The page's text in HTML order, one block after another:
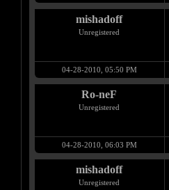
mishadoff
Unregistered
04-28-2010, 05:50 PM
Ro-neF
Unregistered
04-28-2010, 06:03 PM
mishadoff
Unregistered